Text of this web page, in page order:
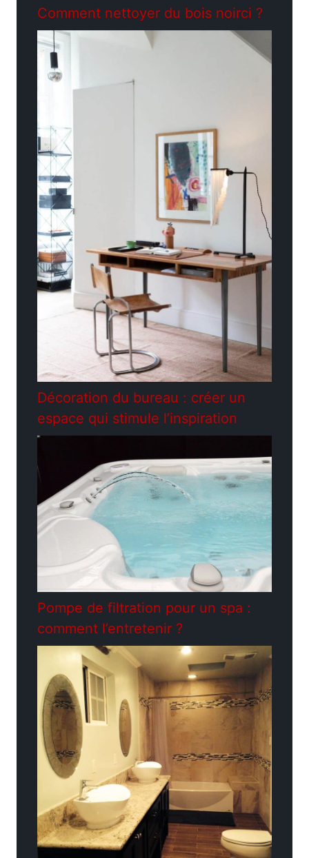
Comment nettoyer du bois noirci ?
Décoration du bureau : créer un
espace qui stimule l’inspiration
Pompe de filtration pour un spa :
comment l’entretenir ?